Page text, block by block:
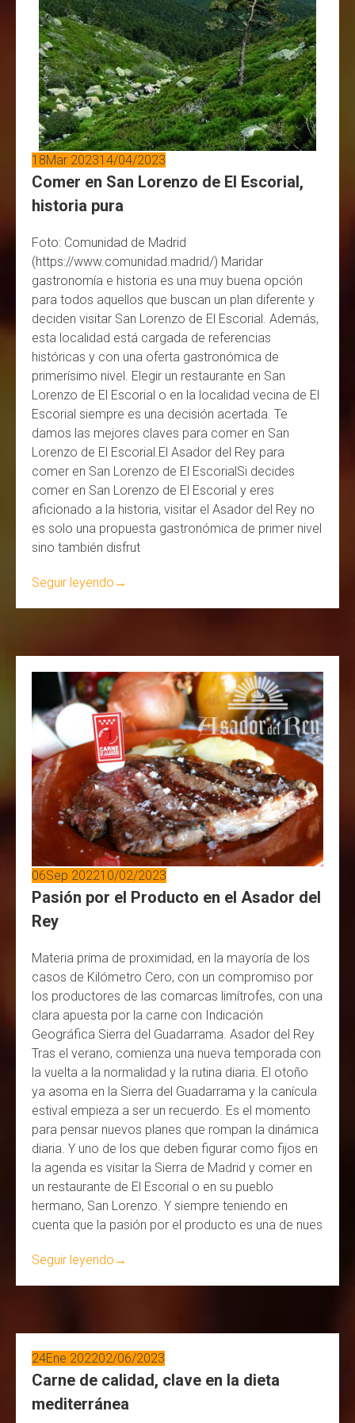
18Mar 202314/04/2023
Comer en San Lorenzo de El Escorial,
historia pura
Foto: Comunidad de Madrid
(https://www.comunidad.madrid/) Maridar
gastronomía e historia es una muy buena opción
para todos aquellos que buscan un plan diferente y
deciden visitar San Lorenzo de El Escorial. Además,
esta localidad está cargada de referencias
históricas y con una oferta gastronómica de
primerísimo nivel. Elegir un restaurante en San
Lorenzo de El Escorial o en la localidad vecina de El
Escorial siempre es una decisión acertada. Te
damos las mejores claves para comer en San
Lorenzo de El Escorial.El Asador del Rey para
comer en San Lorenzo de El EscorialSi decides
comer en San Lorenzo de El Escorial y eres
aficionado a la historia, visitar el Asador del Rey no
es solo una propuesta gastronómica de primer nivel
sino también disfrut
Seguir leyendo →
06Sep 202210/02/2023
Pasión por el Producto en el Asador del
Rey
Materia prima de proximidad, en la mayoría de los
casos de Kilómetro Cero, con un compromiso por
los productores de las comarcas limítrofes, con una
clara apuesta por la carne con Indicación
Geográfica Sierra del Guadarrama. Asador del Rey
Tras el verano, comienza una nueva temporada con
la vuelta a la normalidad y la rutina diaria. El otoño
ya asoma en la Sierra del Guadarrama y la canícula
estival empieza a ser un recuerdo. Es el momento
para pensar nuevos planes que rompan la dinámica
diaria. Y uno de los que deben figurar como fijos en
la agenda es visitar la Sierra de Madrid y comer en
un restaurante de El Escorial o en su pueblo
hermano, San Lorenzo. Y siempre teniendo en
cuenta que la pasión por el producto es una de nues
Seguir leyendo →
24Ene 202202/06/2023
Carne de calidad, clave en la dieta
mediterránea